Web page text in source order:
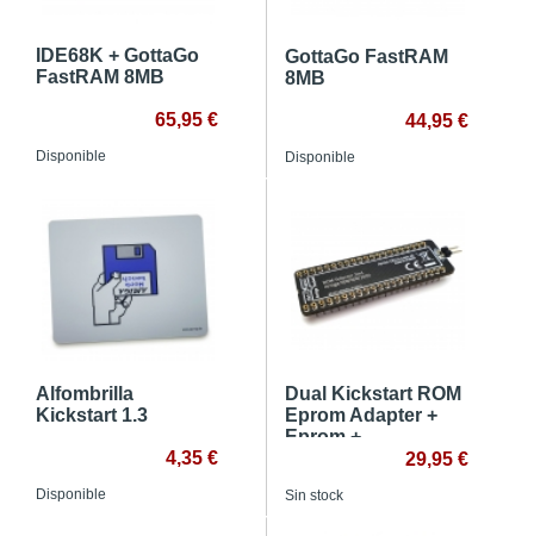
IDE68K + GottaGo
FastRAM 8MB
65,95 €
Disponible
GottaGo FastRAM
8MB
44,95 €
Disponible
Alfombrilla
Kickstart 1.3
4,35 €
Disponible
Dual Kickstart ROM
Eprom Adapter +
Eprom +
29,95 €
Sin stock